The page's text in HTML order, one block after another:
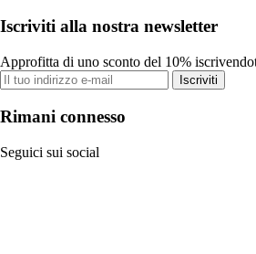
Iscriviti alla nostra newsletter
Approfitta di uno sconto del 10%
Iscriviti
Rimani connesso
Seguici sui social